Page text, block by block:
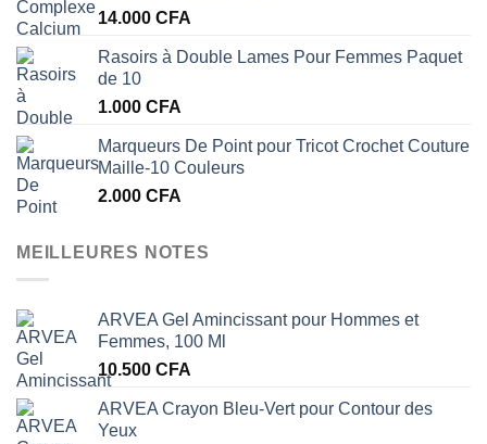
14.000 CFA
Rasoirs à Double Lames Pour Femmes Paquet
de 10
1.000 CFA
Marqueurs De Point pour Tricot Crochet Couture
Maille-10 Couleurs
2.000 CFA
MEILLEURES NOTES
ARVEA Gel Amincissant pour Hommes et
Femmes, 100 Ml
10.500 CFA
ARVEA Crayon Bleu-Vert pour Contour des
Yeux